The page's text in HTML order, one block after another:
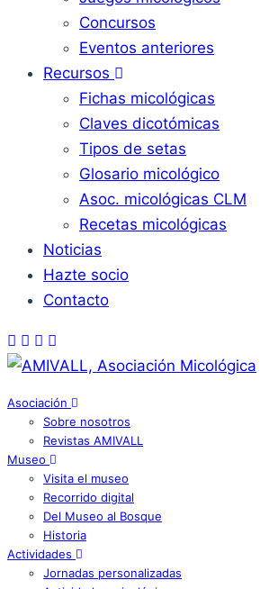
Concursos
Eventos anteriores
Recursos
Fichas micológicas
Claves dicotómicas
Tipos de setas
Glosario micológico
Asoc. micológicas CLM
Recetas micológicas
Noticias
Hazte socio
Contacto
Asociación
Sobre nosotros
Revistas AMIVALL
Museo
Visita el museo
Recorrido digital
Del Museo al Bosque
Historia
Actividades
Jornadas personalizadas